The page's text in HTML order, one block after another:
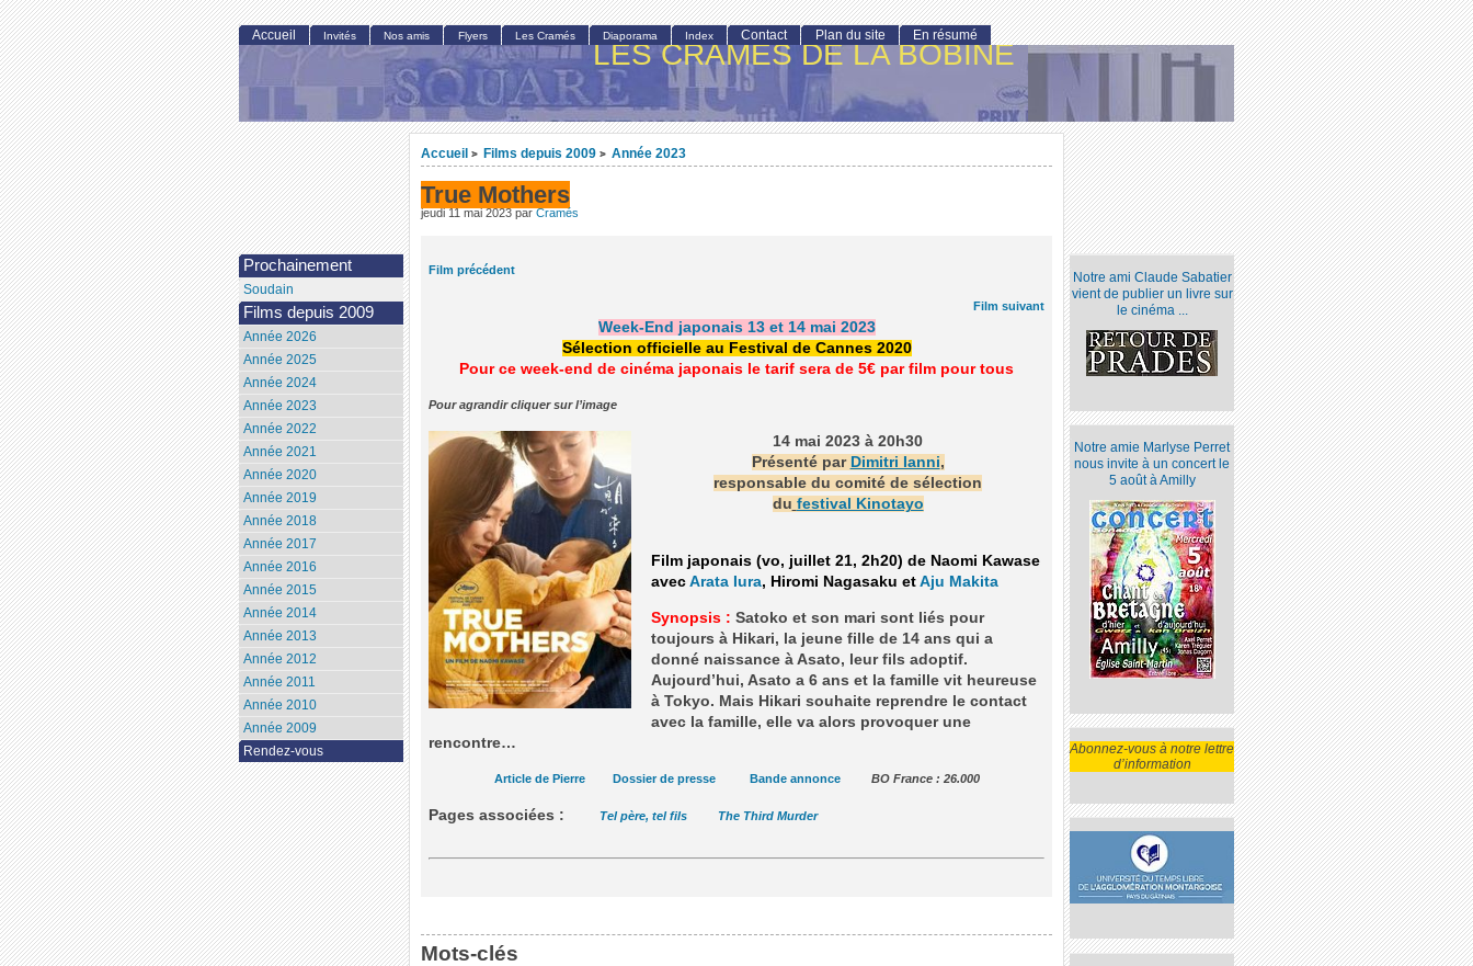
LES CRAMÉS DE LA BOBINE
Accueil > Films depuis 2009 > Année 2023
True Mothers
jeudi 11 mai 2023 par Cramés
Film précédent
Film suivant
Week-End japonais 13 et 14 mai 2023
Sélection officielle au Festival de Cannes 2020
Pour ce week-end de cinéma japonais le tarif sera de 5€ par film pour tous
Pour agrandir cliquer sur l’image
14 mai 2023 à 20h30
Présenté par Dimitri Ianni,
responsable du comité de sélection
du festival Kinotayo
Film japonais (vo, juillet 21, 2h20) de Naomi Kawase
avec Arata Iura, Hiromi Nagasaku et Aju Makita
Synopsis : Satoko et son mari sont liés pour
toujours à Hikari, la jeune fille de 14 ans qui a
donné naissance à Asato, leur fils adoptif.
Aujourd’hui, Asato a 6 ans et la famille vit heureuse
à Tokyo. Mais Hikari souhaite reprendre le contact
avec la famille, elle va alors provoquer une
rencontre…
Article de Pierre Dossier de presse Bande annonce BO France : 26.000
Pages associées : Tel père, tel fils The Third Murder
Mots-clés
Notre ami Claude Sabatier
vient de publier un livre sur
le cinéma ...
Notre amie Marlyse Perret
nous invite à un concert le
5 août à Amilly
Abonnez-vous à notre lettre
d’information
Accueil Invités Nos amis Flyers Les Cramés Diaporama Index Contact Plan du site En résumé
Prochainement
Soudain
Films depuis 2009
Année 2026
Année 2025
Année 2024
Année 2023
Année 2022
Année 2021
Année 2020
Année 2019
Année 2018
Année 2017
Année 2016
Année 2015
Année 2014
Année 2013
Année 2012
Année 2011
Année 2010
Année 2009
Rendez-vous